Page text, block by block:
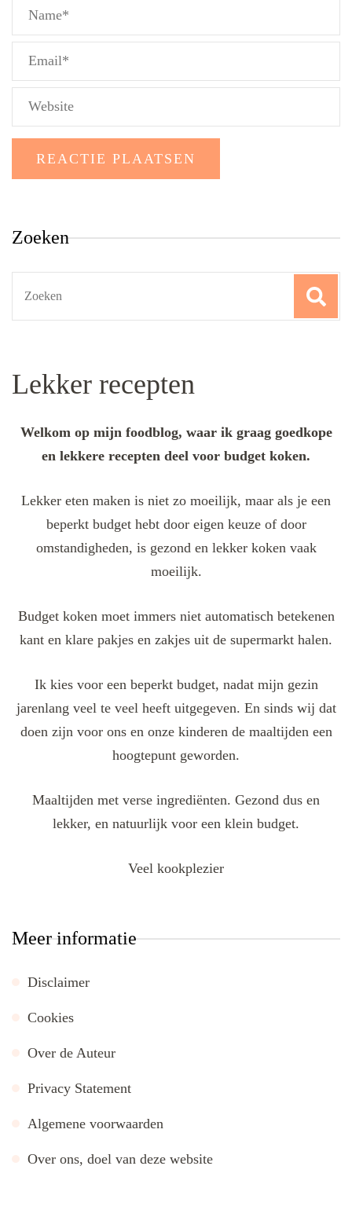
Zoeken
Lekker recepten
Welkom op mijn foodblog, waar ik graag goedkope
en lekkere recepten deel voor budget koken.
Lekker eten maken is niet zo moeilijk, maar als je een
beperkt budget hebt door eigen keuze of door
omstandigheden, is gezond en lekker koken vaak
moeilijk.
Budget koken moet immers niet automatisch betekenen
kant en klare pakjes en zakjes uit de supermarkt halen.
Ik kies voor een beperkt budget, nadat mijn gezin
jarenlang veel te veel heeft uitgegeven. En sinds wij dat
doen zijn voor ons en onze kinderen de maaltijden een
hoogtepunt geworden.
Maaltijden met verse ingrediënten. Gezond dus en
lekker, en natuurlijk voor een klein budget.
Veel kookplezier
Meer informatie
Disclaimer
Cookies
Over de Auteur
Privacy Statement
Algemene voorwaarden
Over ons, doel van deze website